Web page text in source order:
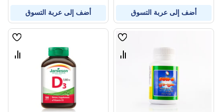
أضف إلى عربة التسوق أضف إلى عربة التسوق
قائمة
قارن
قائمة
قارن